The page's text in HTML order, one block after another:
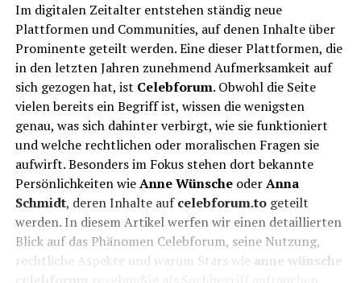
Im digitalen Zeitalter entstehen ständig neue
Plattformen und Communities, auf denen Inhalte über
Prominente geteilt werden. Eine dieser Plattformen, die
in den letzten Jahren zunehmend Aufmerksamkeit auf
sich gezogen hat, ist Celebforum. Obwohl die Seite
vielen bereits ein Begriff ist, wissen die wenigsten
genau, was sich dahinter verbirgt, wie sie funktioniert
und welche rechtlichen oder moralischen Fragen sie
aufwirft. Besonders im Fokus stehen dort bekannte
Persönlichkeiten wieAnne WünscheoderAnna
Schmidt, deren Inhalte aufcelebforum.togeteilt
werden. In diesem Artikel werfen wir einen detaillierten
Blick auf das Phänomen Celebforum, seine Nutzung,
rechtliche Aspekte und warum Stars wie anne wünsche